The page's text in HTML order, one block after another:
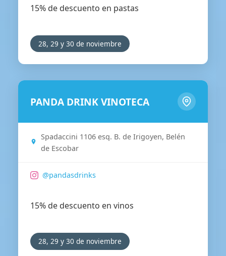
15% de descuento en pastas
28, 29 y 30 de noviembre
PANDA DRINK VINOTECA
Spadaccini 1106 esq. B. de Irigoyen, Belén
de Escobar
@pandasdrinks
15% de descuento en vinos
28, 29 y 30 de noviembre